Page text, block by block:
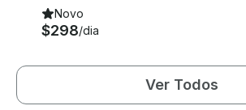
Novo
$298/dia
Ver Todos